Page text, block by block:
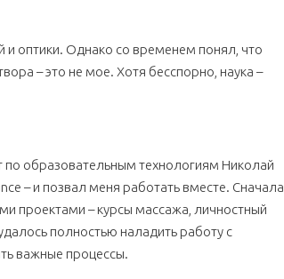
оптики. Однако со временем понял, что
– это не мое. Хотя бесспорно, наука –
по образовательным технологиям Николай
– и позвал меня работать вместе. Сначала
проектами – курсы массажа, личностный
полностью наладить работу с
важные процессы.